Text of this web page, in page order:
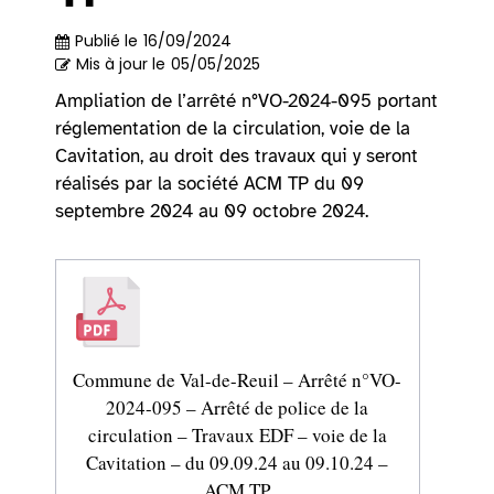
Publié le 16/09/2024
Mis à jour le 05/05/2025
Ampliation de l’arrêté n°VO-2024-095 portant
réglementation de la circulation, voie de la
Cavitation, au droit des travaux qui y seront
réalisés par la société ACM TP du 09
septembre 2024 au 09 octobre 2024.
Commune de Val-de-Reuil – Arrêté n°VO-
2024-095 – Arrêté de police de la
circulation – Travaux EDF – voie de la
Cavitation – du 09.09.24 au 09.10.24 –